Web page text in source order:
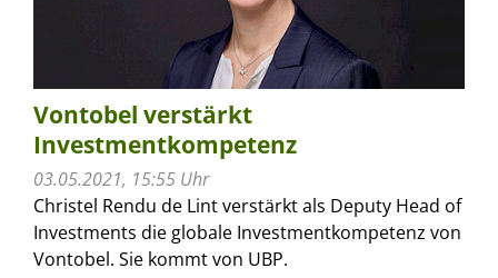
Vontobel verstärkt
Investmentkompetenz
03.05.2021, 15:55 Uhr
Christel Rendu de Lint verstärkt als Deputy Head of
Investments die globale Investmentkompetenz von
Vontobel. Sie kommt von UBP.